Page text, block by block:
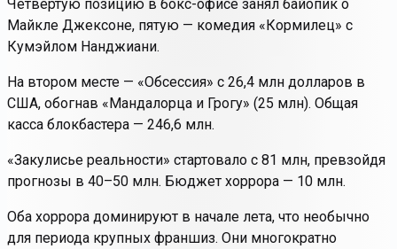
Четвёртую позицию в бокс-офисе занял байопик о
Майкле Джексоне, пятую — комедия «Кормилец» с
Кумэйлом Нанджиани.
На втором месте — «Обсессия» с 26,4 млн долларов в
США, обогнав «Мандалорца и Грогу» (25 млн). Общая
касса блокбастера — 246,6 млн.
«Закулисье реальности» стартовало с 81 млн, превзойдя
прогнозы в 40–50 млн. Бюджет хоррора — 10 млн.
Оба хоррора доминируют в начале лета, что необычно
для периода крупных франшиз. Они многократно